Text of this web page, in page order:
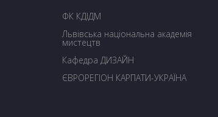
ФК КДІДМ
Львівська національна академія
мистецтв
Кафедра ДИЗАЙН
ЄВРОРЕГІОН КАРПАТИ-УКРАЇНА